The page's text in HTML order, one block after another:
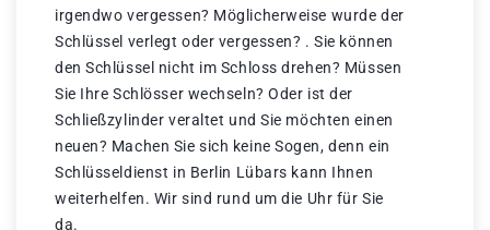
irgendwo vergessen? Möglicherweise wurde der
Schlüssel verlegt oder vergessen? . Sie können
den Schlüssel nicht im Schloss drehen? Müssen
Sie Ihre Schlösser wechseln? Oder ist der
Schließzylinder veraltet und Sie möchten einen
neuen? Machen Sie sich keine Sogen, denn ein
Schlüsseldienst in Berlin Lübars kann Ihnen
weiterhelfen. Wir sind rund um die Uhr für Sie
da.